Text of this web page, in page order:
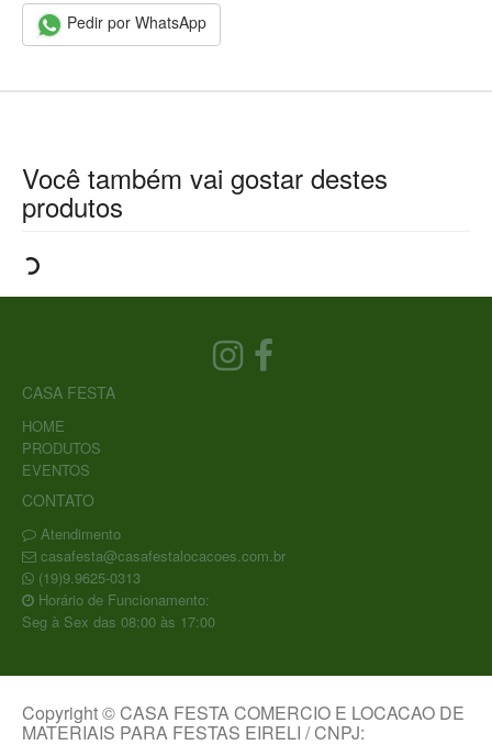
Pedir por WhatsApp
Você também vai gostar destes
produtos
CASA FESTA
HOME
PRODUTOS
EVENTOS
CONTATO
Atendimento
casafesta@casafestalocacoes.com.br
(19)9.9625-0313
Horário de Funcionamento:
Seg à Sex das 08:00 às 17:00
Copyright © CASA FESTA COMERCIO E LOCACAO DE
MATERIAIS PARA FESTAS EIRELI / CNPJ: